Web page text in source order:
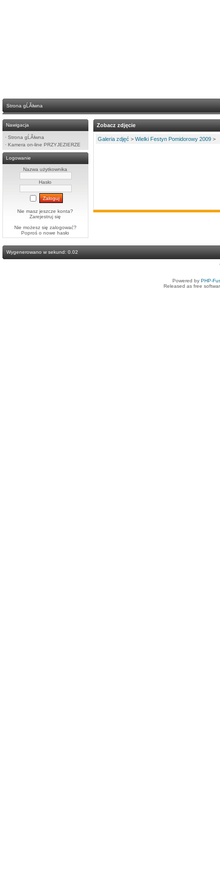
Strona gĹĂłwna
Nawigacja
· Strona gĹĂłwna
· Kamera on-line PRZYJEZIERZE
Logowanie
Nazwa użytkownika
Hasło
Nie masz jeszcze konta?
Zarejestruj się
Nie możesz się zalogować?
Poproś onowe hasło
Zobacz zdjęcie
Galeria zdjęć > Wielki Festyn Pomidorowy 2009 >
Wygenerowano w sekund: 0.02
Powered by PHP-
Released as free